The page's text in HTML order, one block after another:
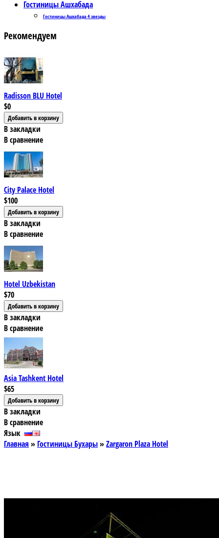
Гостиницы Ашхабада
Гостиницы Ашхабада 4 звезды
Рекомендуем
Radisson BLU Hotel
$0
В закладки
В сравнение
City Palace Hotel
$100
В закладки
В сравнение
Hotel Uzbekistan
$70
В закладки
В сравнение
Asia Tashkent Hotel
$65
В закладки
В сравнение
Язык
Главная » Гостиницы Бухары»Zargaron Plaza Hotel